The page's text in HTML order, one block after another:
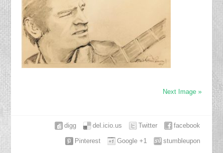
Next Image »
facebook
Twitter
del.icio.us
digg
stumbleupon
Google +1
Pinterest